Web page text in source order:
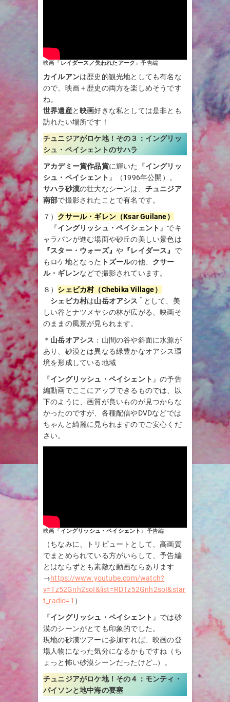
映画『 レイダース／失われたアーク』予告編
カイルアンは歴史的観光地としても有名な
ので、映画＋歴史の両方を楽しめそうです
ね。
世界遺産と 映画好きな私としては是非とも
訪れたい場所です！
チュニジアがロケ地！その３： イングリッ
シュ・ペイシェントのサハラ
アカデミー賞作品賞に輝いた『イングリッ
シュ・ペイシェント 』（1996年公開）。
サハラ砂漠の壮大なシーンは、 チュニジア
南部で撮影されたことで有名です。
７） クサール・ギレン（Ksar Guilane）
『イングリッシュ・ペイシェント 』でキ
ャラバンが進む場面や砂丘の美しい景色は
『スター・ウォーズ』 や 『レイダース』 で
もロケ地となった トズールの他、 クサー
ル・ギレンなどで撮影されています。
８） シェビカ村（Chebika Village）
シェビカ村は山岳オアシス ＊ として、美
しい谷とナツメヤシの林が広がる、映画そ
のままの風景が見られます。
＊ 山岳オアシス ：山間の谷や斜面に水源が
あり、砂漠とは異なる緑豊かなオアシス環
境を形成している地域
『イングリッシュ・ペイシェント 』の予告
編動画でここにアップできるものでは、以
下のように、画質が良いものが見つからな
かったのですが、各種配信やDVDなどでは
ちゃんと綺麗に見られますのでご安心くだ
さい。
映画『 イングリッシュ・ペイシェント 』予告編
（ちなみに、トリビュートとして、高画質
でまとめられている方がいらして、予告編
とはならずとも素敵な動画ならあります
→https://www.youtube.com/watch?
v=Tz52Gnh2soI&list=RDTz52Gnh2soI&star
t_radio=1 ）
『イングリッシュ・ペイシェント 』では砂
漠のシーンがとても印象的でした。
現地の砂漠ツアーに参加すれば、映画の登
場人物になった気分になるかもですね（ち
ょっと怖い砂漠シーンだったけど…）。
チュニジアがロケ地！その４： モンティ・
パイソンと地中海の要塞